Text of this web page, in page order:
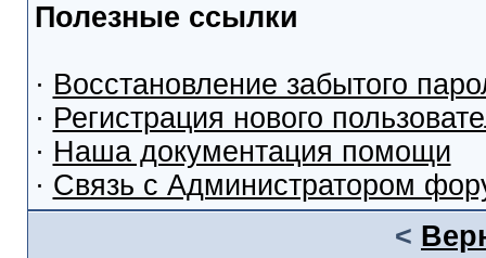
Полезные ссылки
· Восстановление забытого
· Регистрация нового
· Наша документация помощи
· Связь с Администратором
<